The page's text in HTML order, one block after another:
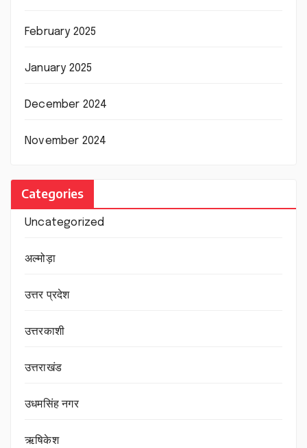
February 2025
January 2025
December 2024
November 2024
Categories
Uncategorized
अल्मोड़ा
उत्तर प्रदेश
उत्तरकाशी
उत्तराखंड
उधमसिंह नगर
ऋषिकेश